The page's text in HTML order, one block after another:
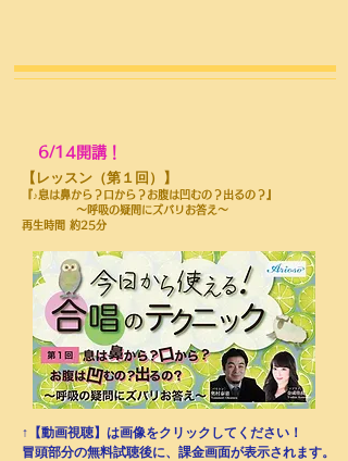
6/14開講！
​【レッスン（第１回）】
『♪ 息は鼻から？口から？お腹は凹むの？出るの？』
～呼吸の疑問にズバリお答え～
再生時間 約25分
↑【動画視聴】は画像をクリックしてください！
​冒頭部分の無料試聴後に、課金画面が表示されます。